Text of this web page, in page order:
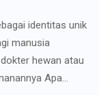
identitas unik
manusia
hewan atau
Apa...